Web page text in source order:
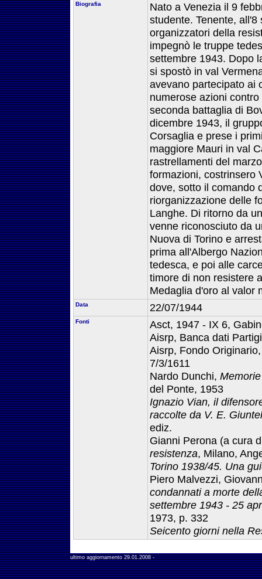
Biografia
Nato a Venezia il 9
studente. Tenente,
organizzatori della
impegnò le truppe
settembre 1943. Dopo
si spostò in val
avevano partecipato ai
numerose azioni
seconda battaglia di
dicembre 1943, il
Corsaglia e prese i
maggiore Mauri in val
rastrellamenti del
formazioni, costrinsero
dove, sotto il comando
riorganizzazione delle
Langhe. Di ritorno da
venne riconosciuto da
Nuova di Torino e
prima all'Albergo
tedesca, e poi alle
timore di non resistere
Medaglia d'oro al valor
Data 22/07/1944
Fonti
Asct, 1947 - IX 6,
Aisrp, Banca dati
Aisrp, Fondo
7/3/1611
Nardo Dunchi,
del Ponte, 1953
Ignazio Vian, il
raccolte da V. E.
ediz.
Gianni Perona (a cura
resistenza, Milano,
Torino 1938/45. Una
Piero Malvezzi,
condannati a morte
settembre 1943 - 25
1973, p. 332
Seicento giorni nella
ultimo aggiornamento29.01.2008 -